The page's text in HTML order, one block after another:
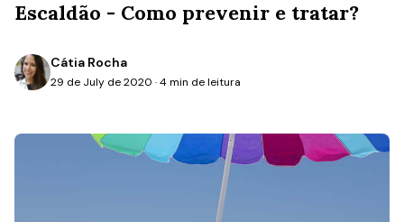
Escaldão - Como prevenir e tratar?
Cátia Rocha
29 de July de 2020 · 4 min de leitura